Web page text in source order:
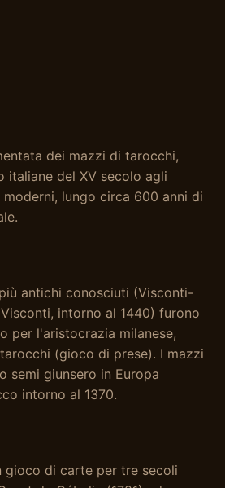
dei mazzi di tarocchi,
italiane del XV secolo agli
lungo circa 600 anni di
antichi conosciuti (Visconti-
intorno al 1440) furono
per l'aristocrazia milanese,
(gioco di prese). I mazzi
semi giunsero in Europa
intorno al 1370.
gioco di carte per tre secoli